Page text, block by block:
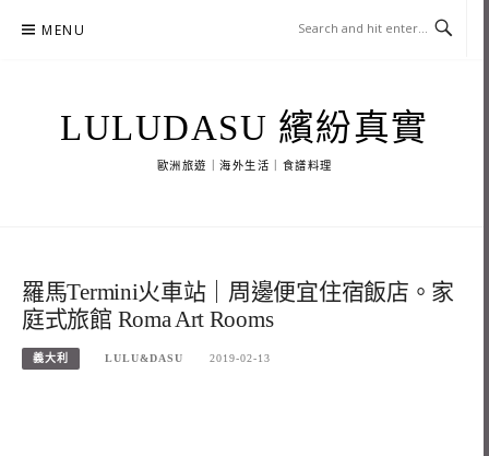
MENU
LULUDASU 繽紛真實
歐洲旅遊｜海外生活｜食譜料理
羅馬Termini火車站｜周邊便宜住宿飯店。家
庭式旅館 Roma Art Rooms
義大利 LULU&DASU 2019-02-13